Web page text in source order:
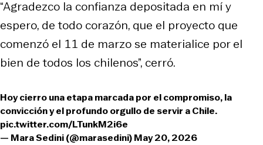
“Agradezco la confianza depositada en mí y
espero, de todo corazón, que el proyecto que
comenzó el 11 de marzo se materialice por el
bien de todos los chilenos”, cerró.
Hoy cierro una etapa marcada por el compromiso, la
convicción y el profundo orgullo de servir a Chile.
pic.twitter.com/LTunkM2i6e
— Mara Sedini (@marasedini)May 20, 2026